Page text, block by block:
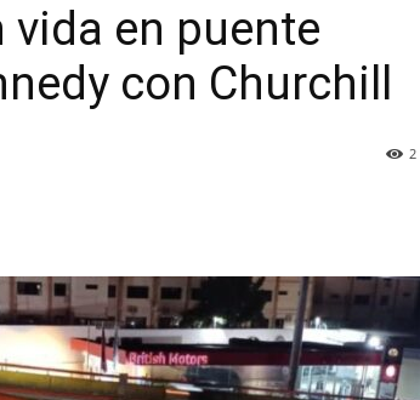
en puente
con Churchill
2